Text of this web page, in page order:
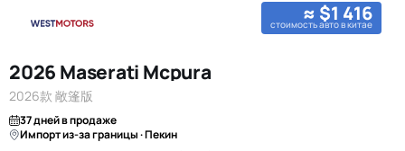
≈ $1 416
стоимость авто в китае
2026 Maserati Mcpura
2026款 敞篷版
37 дней в продаже
Импорт из-за границы · Пекин